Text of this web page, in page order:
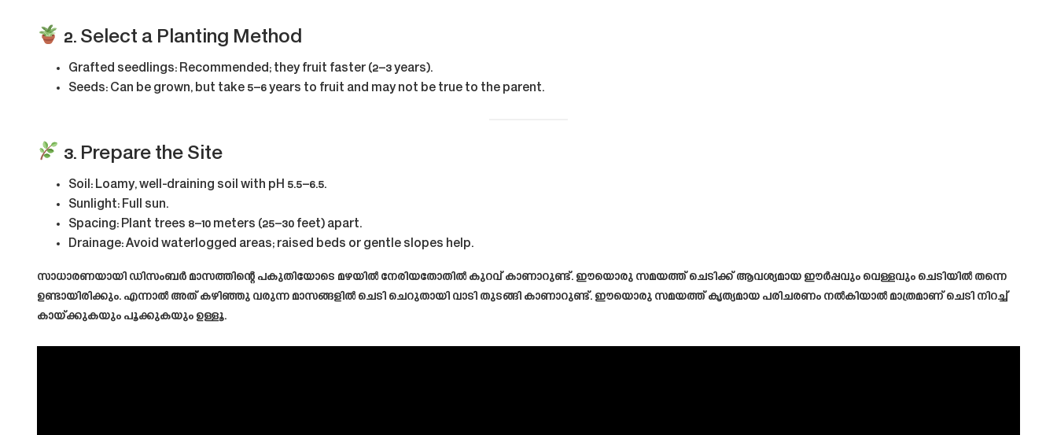
2. Select a Planting Method
Grafted seedlings: Recommended; they fruit faster (2–3 years).
Seeds: Can be grown, but take 5–6 years to fruit and may not be true to the parent.
3. Prepare the Site
Soil: Loamy, well-draining soil with pH 5.5–6.5.
Sunlight: Full sun.
Spacing: Plant trees 8–10 meters (25–30 feet) apart.
Drainage: Avoid waterlogged areas; raised beds or gentle slopes help.
സാധാരണയായി ഡിസംബർ മാസത്തിന്റെ പകുതിയോടെ മഴയിൽ നേരിയതോതിൽ കുറവ് കാണാറുണ്ട്. ഈയൊരു സമയത്ത് ചെടിക്ക് ആവശ്യമായ ഈർപ്പവും വെള്ളവും ചെടിയിൽ തന്നെ
ഉണ്ടായിരിക്കും. എന്നാൽ അത് കഴിഞ്ഞു വരുന്ന മാസങ്ങളിൽ ചെടി ചെറുതായി വാടി തുടങ്ങി കാണാറുണ്ട്. ഈയൊരു സമയത്ത് കൃത്യമായ പരിചരണം നൽകിയാൽ മാത്രമാണ് ചെടി നിറച്ച്
കായ്ക്കുകയും പൂക്കുകയും ഉള്ളൂ.